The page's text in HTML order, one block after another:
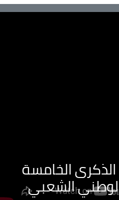
الذكرى الخامسة
الشعبي